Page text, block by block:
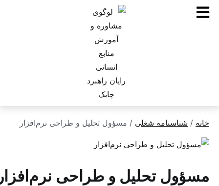
شغلی/ مسؤول تحلیل و طراحی نرم‌افزار
تحلیل و طراحی نرم‌افزار